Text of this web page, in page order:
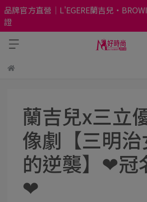
品牌官方直營｜L'EGERE蘭吉兒・
證
蘭吉兒x三立
像劇【三明
的逆襲】❤冠
❤